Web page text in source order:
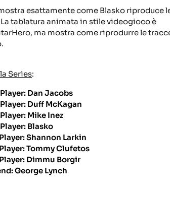
esattamente come Blasko riproduce
tablatura animata in stile videogioco è
ma mostra come riprodurre le
Series:
Dan Jacobs
Duff McKagan
Mike Inez
Blasko
Shannon Larkin
Tommy Clufetos
Dimmu Borgir
George Lynch